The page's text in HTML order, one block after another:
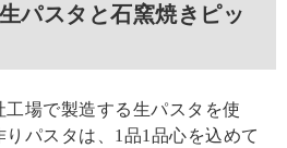
パスタと石窯焼きピッ
場で製造する生パスタを使
パスタは、1品1品心を込めて